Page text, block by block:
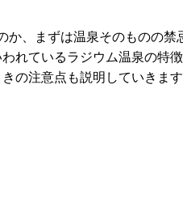
か、まずは温泉そのものの禁
れているラジウム温泉の特
の注意点も説明していきます